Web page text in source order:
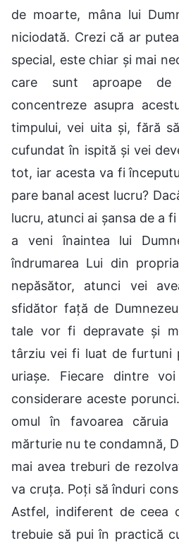
de moarte, mâna lui
niciodată. Crezi că ar
special, este chiar și mai
care sunt aproape de
concentreze asupra
timpului, vei uita și, fără
cufundat în ispită și vei
tot, iar acesta va fi
pare banal acest lucru?
lucru, atunci ai șansa de a
a veni înaintea lui
îndrumarea Lui din
nepăsător, atunci vei
sfidător față de
tale vor fi depravate și
târziu vei fi luat de furtuni
uriașe. Fiecare dintre
considerare aceste
omul în favoarea căruia
mărturie nu te condamnă,
mai avea treburi de
va cruța. Poți să înduri
Astfel, indiferent de ceea
trebuie să pui în practică